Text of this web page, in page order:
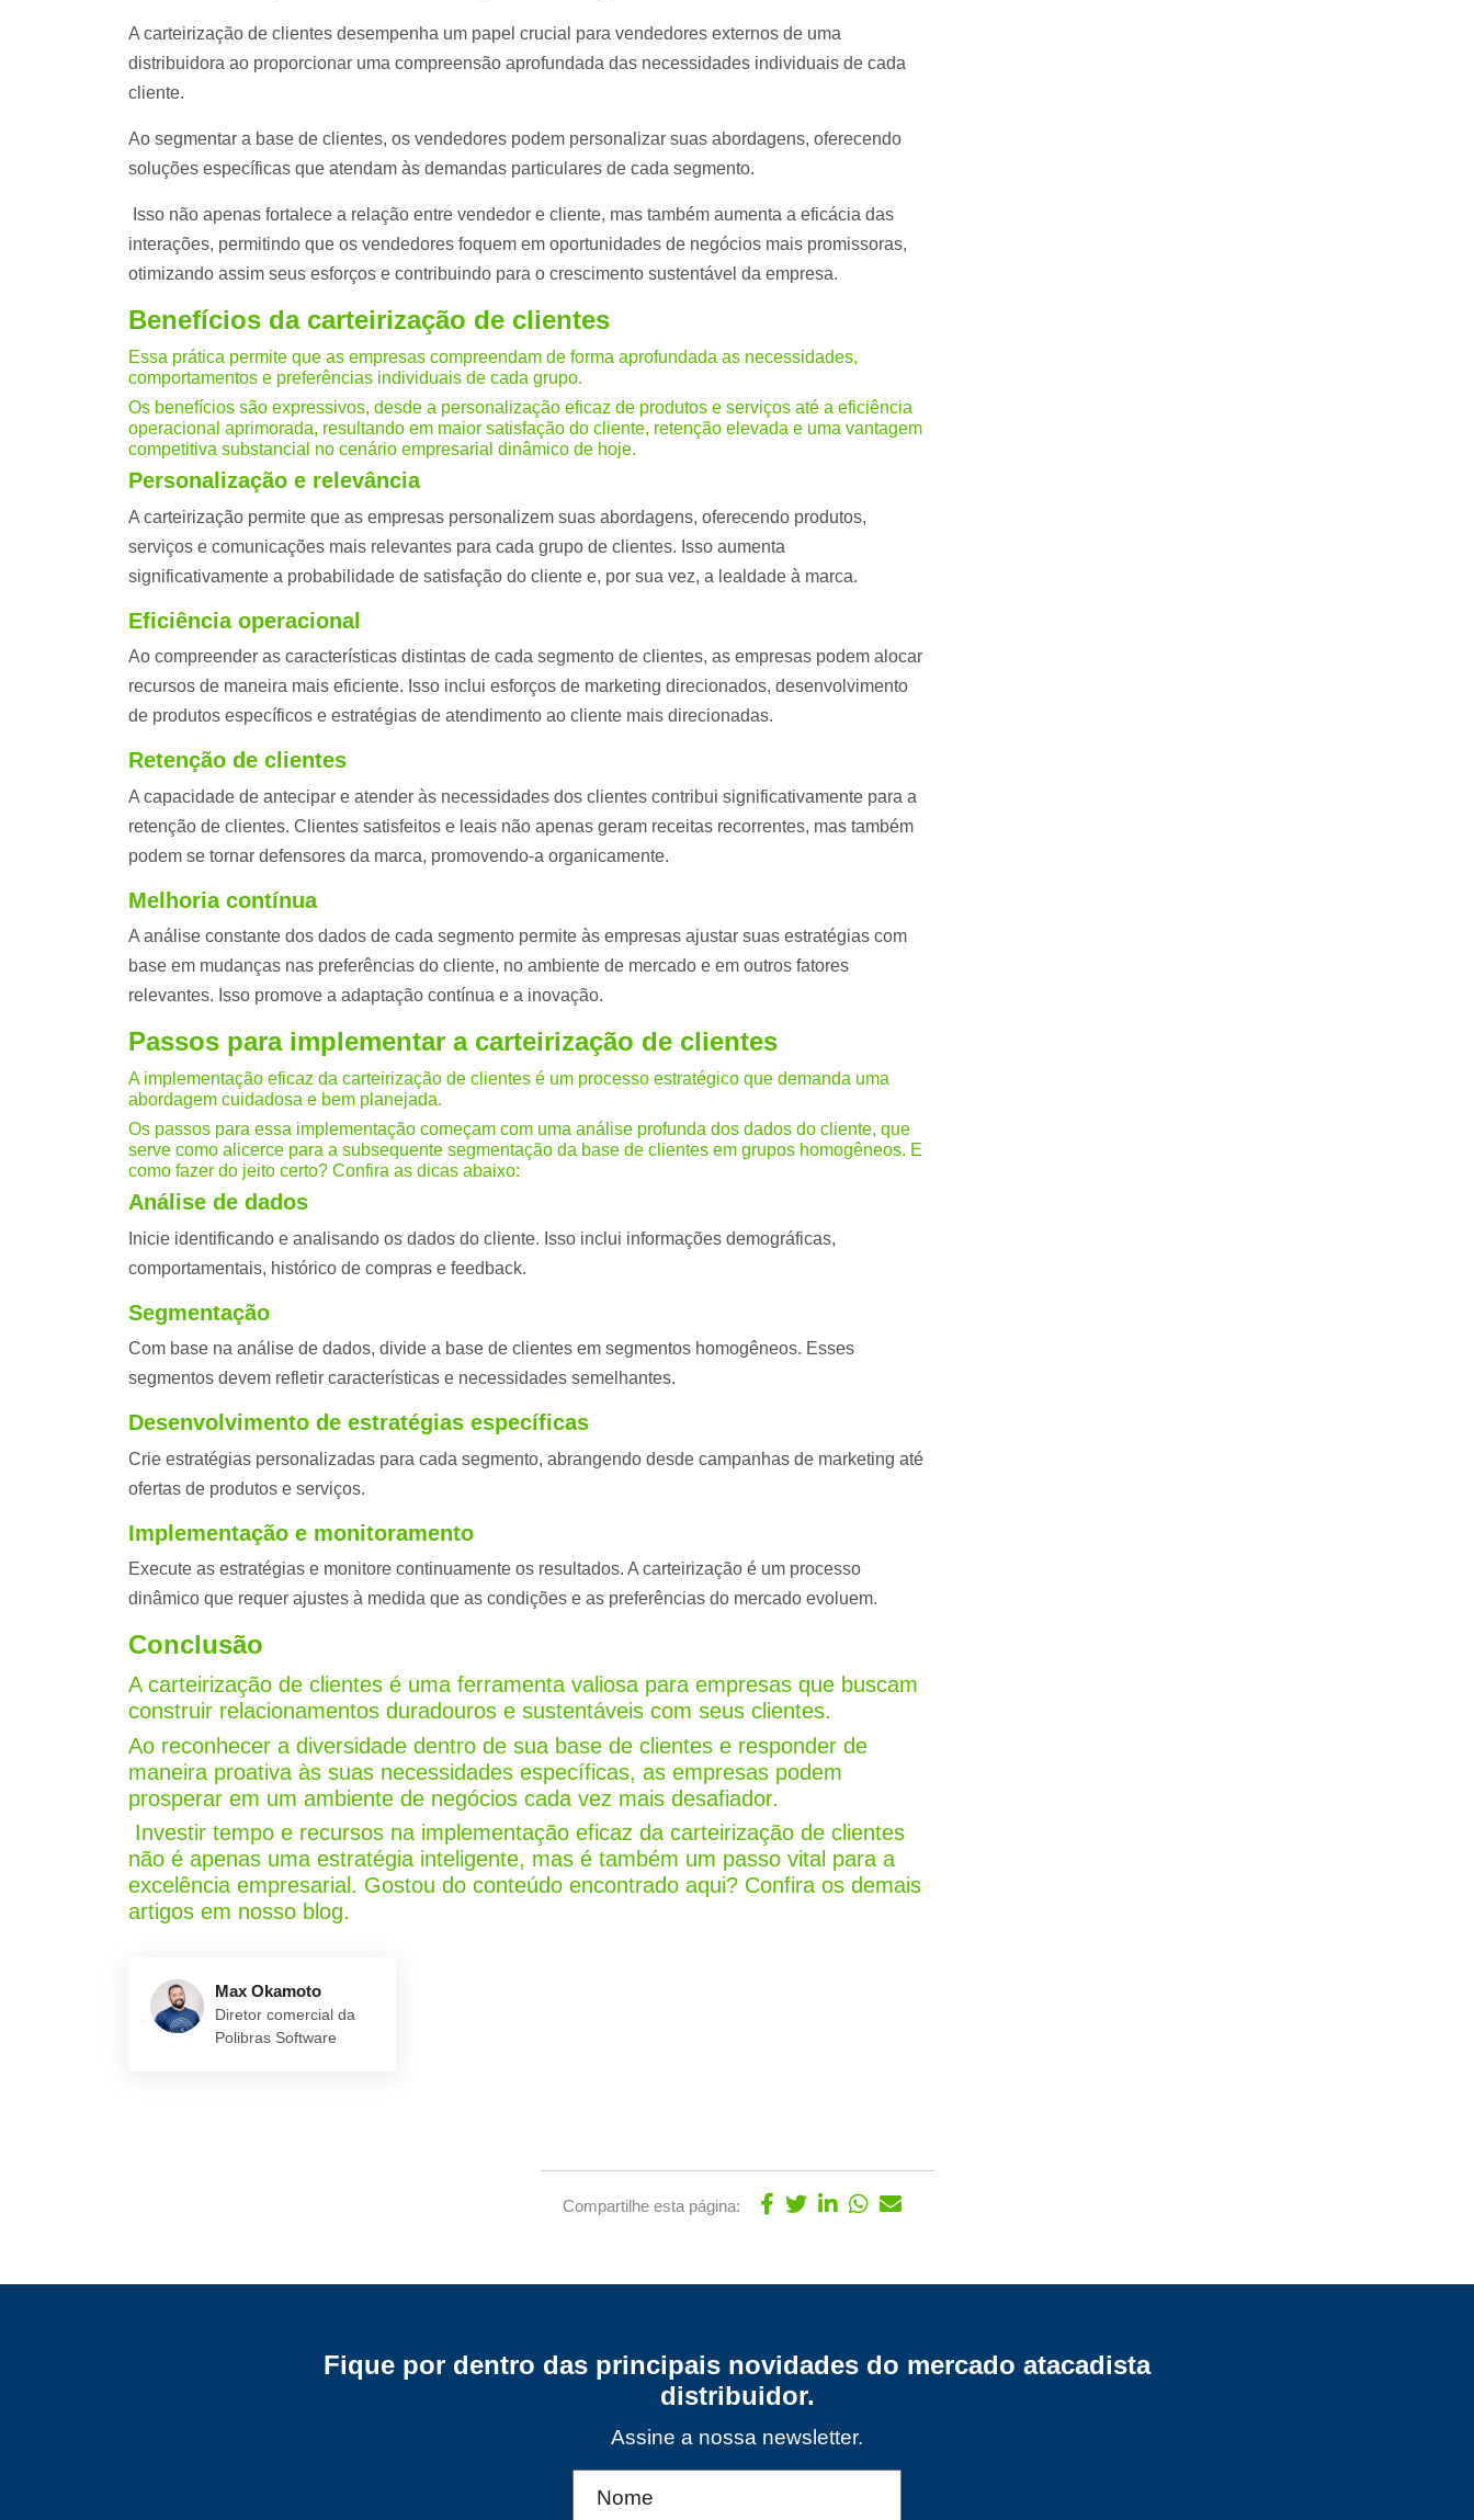
A carteirização de clientes desempenha um papel crucial para vendedores externos de uma
distribuidora ao proporcionar uma compreensão aprofundada das necessidades individuais de cada
cliente.
Ao segmentar a base de clientes, os vendedores podem personalizar suas abordagens, oferecendo
soluções específicas que atendam às demandas particulares de cada segmento.
Isso não apenas fortalece a relação entre vendedor e cliente, mas também aumenta a eficácia das
interações, permitindo que os vendedores foquem em oportunidades de negócios mais promissoras,
otimizando assim seus esforços e contribuindo para o crescimento sustentável da empresa.
Benefícios da carteirização de clientes
Essa prática permite que as empresas compreendam de forma aprofundada as necessidades,
comportamentos e preferências individuais de cada grupo.
Os benefícios são expressivos, desde a personalização eficaz de produtos e serviços até a eficiência
operacional aprimorada, resultando em maior satisfação do cliente, retenção elevada e uma vantagem
competitiva substancial no cenário empresarial dinâmico de hoje.
Personalização e relevância
A carteirização permite que as empresas personalizem suas abordagens, oferecendo produtos,
serviços e comunicações mais relevantes para cada grupo de clientes. Isso aumenta
significativamente a probabilidade de satisfação do cliente e, por sua vez, a lealdade à marca.
Eficiência operacional
Ao compreender as características distintas de cada segmento de clientes, as empresas podem alocar
recursos de maneira mais eficiente. Isso inclui esforços de marketing direcionados, desenvolvimento
de produtos específicos e estratégias de atendimento ao cliente mais direcionadas.
Retenção de clientes
A capacidade de antecipar e atender às necessidades dos clientes contribui significativamente para a
retenção de clientes. Clientes satisfeitos e leais não apenas geram receitas recorrentes, mas também
podem se tornar defensores da marca, promovendo-a organicamente.
Melhoria contínua
A análise constante dos dados de cada segmento permite às empresas ajustar suas estratégias com
base em mudanças nas preferências do cliente, no ambiente de mercado e em outros fatores
relevantes. Isso promove a adaptação contínua e a inovação.
Passos para implementar a carteirização de clientes
A implementação eficaz da carteirização de clientes é um processo estratégico que demanda uma
abordagem cuidadosa e bem planejada.
Os passos para essa implementação começam com uma análise profunda dos dados do cliente, que
serve como alicerce para a subsequente segmentação da base de clientes em grupos homogêneos. E
como fazer do jeito certo? Confira as dicas abaixo:
Análise de dados
Inicie identificando e analisando os dados do cliente. Isso inclui informações demográficas,
comportamentais, histórico de compras e feedback.
Segmentação
Com base na análise de dados, divide a base de clientes em segmentos homogêneos. Esses
segmentos devem refletir características e necessidades semelhantes.
Desenvolvimento de estratégias específicas
Crie estratégias personalizadas para cada segmento, abrangendo desde campanhas de marketing até
ofertas de produtos e serviços.
Implementação e monitoramento
Execute as estratégias e monitore continuamente os resultados. A carteirização é um processo
dinâmico que requer ajustes à medida que as condições e as preferências do mercado evoluem.
Conclusão
A carteirização de clientes é uma ferramenta valiosa para empresas que buscam
construir relacionamentos duradouros e sustentáveis com seus clientes.
Ao reconhecer a diversidade dentro de sua base de clientes e responder de
maneira proativa às suas necessidades específicas, as empresas podem
prosperar em um ambiente de negócios cada vez mais desafiador.
Investir tempo e recursos na implementação eficaz da carteirização de clientes
não é apenas uma estratégia inteligente, mas é também um passo vital para a
excelência empresarial. Gostou do conteúdo encontrado aqui? Confira os demais
artigos em nosso blog.
Max Okamoto
Diretor comercial da
Polibras Software
Compartilhe esta página:
Fique por dentro das principais novidades do mercado atacadista
distribuidor.
Assine a nossa newsletter.